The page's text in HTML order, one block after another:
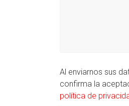
Al enviarnos sus
confirma la
política de